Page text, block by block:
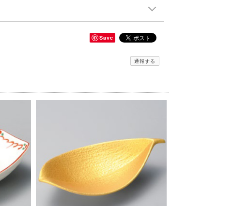
Save
通報する